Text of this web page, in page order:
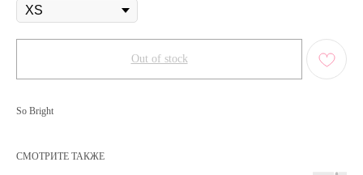
Out of stock
So Bright
СМОТРИТЕ ТАКЖЕ